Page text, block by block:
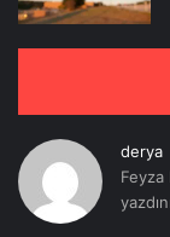
derya
Feyza